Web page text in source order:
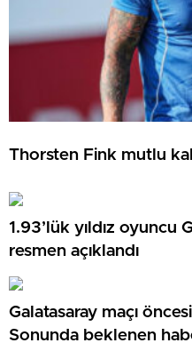
Thorsten Fink mutlu
1.93’lük yıldız oyuncu
resmen açıklandı
Galatasaray maçı
Sonunda beklenen